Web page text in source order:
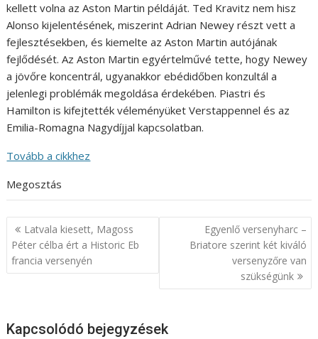
kellett volna az Aston Martin példáját. Ted Kravitz nem hisz
Alonso kijelentésének, miszerint Adrian Newey részt vett a
fejlesztésekben, és kiemelte az Aston Martin autójának
fejlődését. Az Aston Martin egyértelművé tette, hogy Newey
a jövőre koncentrál, ugyanakkor ebédidőben konzultál a
jelenlegi problémák megoldása érdekében. Piastri és
Hamilton is kifejtették véleményüket Verstappennel és az
Emilia-Romagna Nagydíjjal kapcsolatban.
Tovább a cikkhez
Megosztás
Bejegyzés
navigáció
Latvala kiesett, Magoss
Péter célba ért a Historic Eb
francia versenyén
Egyenlő versenyharc –
Briatore szerint két kiváló
versenyzőre van
szükségünk
Kapcsolódó bejegyzések